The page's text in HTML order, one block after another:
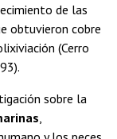
de las
obtuvieron cobre
(Cerro
sobre la
,